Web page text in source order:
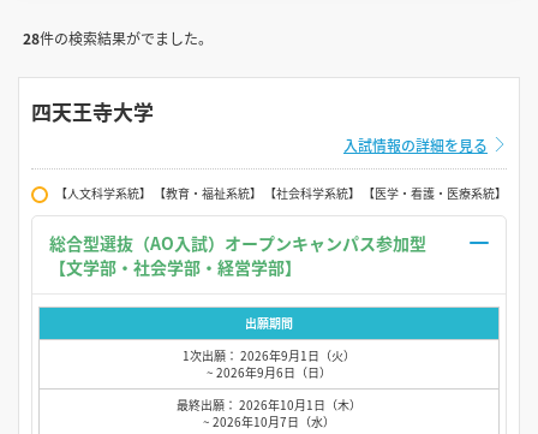
28件の検索結果がでました。
四天王寺大学
入試情報の詳細を見る
【人文科学系統】 【教育・福祉系統】 【社会科学系統】 【医学・看護・医療系統】
総合型選抜（AO入試）オープンキャンパス参加型
出願期間
1次出願： 2026年9月1日（火）
~ 2026年9月6日（日）
最終出願： 2026年10月1日（木）
~ 2026年10月7日（水）